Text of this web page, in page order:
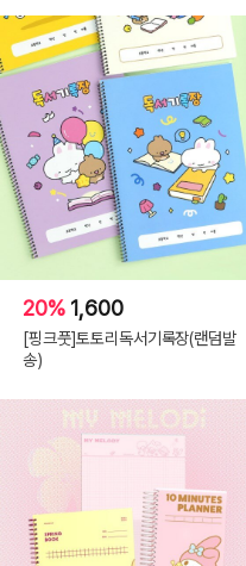
20% 1,600
[핑크풋]토토리독서기록장(랜덤발
송)